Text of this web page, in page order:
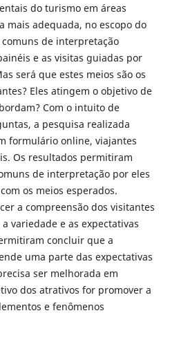
do turismo em áreas
mais adequada, no escopo do
de interpretação
e as visitas guiadas por
será que estes meios são os
Eles atingem o objetivo de
Com o intuito de
a pesquisa realizada
formulário online, viajantes
Os resultados permitiram
de interpretação por eles
os meios esperados.
a compreensão dos visitantes
variedade e as expectativas
concluir que a
uma parte das expectativas
ser melhorada em
dos atrativos for promover a
e fenômenos